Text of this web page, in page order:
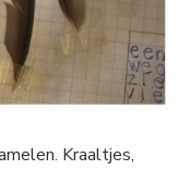
Kraaltjes,